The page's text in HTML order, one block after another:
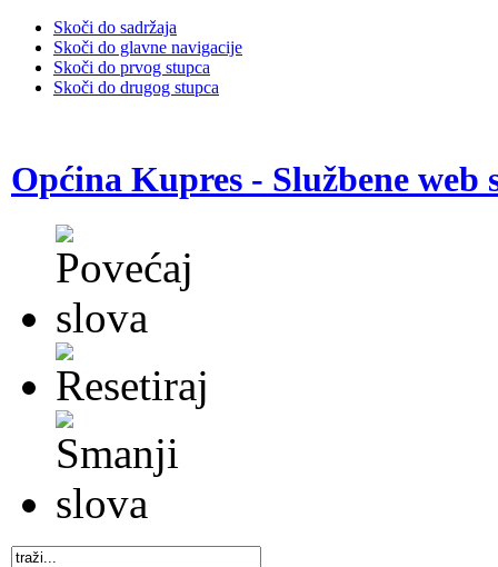
Skoči do sadržaja
Skoči do glavne navigacije
Skoči do prvog stupca
Skoči do drugog stupca
Općina Kupres - Službene web